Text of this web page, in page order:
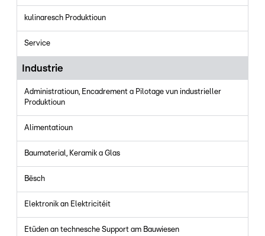
kulinaresch Produktioun
Service
Industrie
Administratioun, Encadrement a Pilotage vun industrieller
Produktioun
Alimentatioun
Baumaterial, Keramik a Glas
Bësch
Elektronik an Elektricitéit
Etüden an technesche Support am Bauwiesen